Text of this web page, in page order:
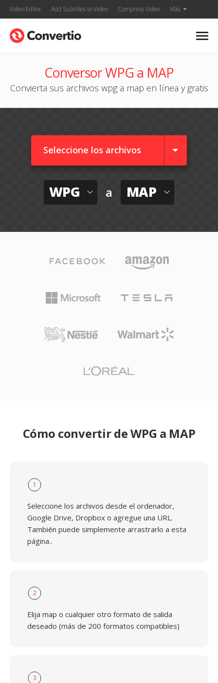
Video Editor Add Subtitles to Video Compress Video Más
Conversor WPG a MAP
Convierta sus archivos wpg a map en línea y gratis
Seleccione los archivos
WPG a MAP
Cómo convertir de WPG a MAP
1
Seleccione los archivos desde el ordenador,
Google Drive, Dropbox o agregue una URL.
También puede simplemente arrastrarlo a esta
página..
2
Elija map o cualquier otro formato de salida
deseado (más de 200 formatos compatibles)
3